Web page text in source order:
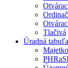
Tlačivá
Úradná tabuľa